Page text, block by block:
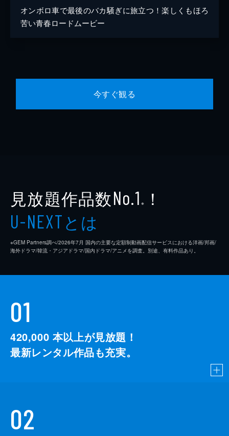
オンボロ車で最後のバカ騒ぎに旅立つ！楽しくもほろ
苦い青春ロードムービー
今すぐ観る
見放題作品数No.1 ※ ！
U-NEXTとは
※GEM Partners調べ/2026年7⽉ 国内の主要な定額制動画配信サービスにおける洋画/邦画/
海外ドラマ/韓流・アジアドラマ/国内ドラマ/アニメを調査。別途、有料作品あり。
01
420,000 本以上が見放題！
最新レンタル作品も充実。
02